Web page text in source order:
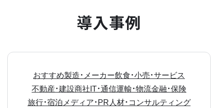
導入事例
おすすめ製造・メーカー飲食・小売・サービス
不動産・建設商社IT・通信運輸・物流金融・保険
旅行・宿泊 メディア・PR人材・コンサルティング